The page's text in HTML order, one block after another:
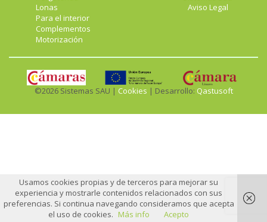
Lonas
Para el interior
Complementos
Motorización
Aviso Legal
©2026 Sistemas SAU | Cookies | Desarrollo: Qastusoft
Usamos cookies propias y de terceros para mejorar su
experiencia y mostrarle contenidos relacionados con sus
preferencias. Si continua navegando consideramos que acepta
el uso de cookies. Más info Acepto